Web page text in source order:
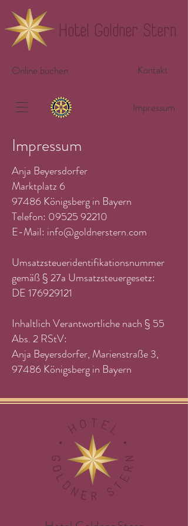
Hotel Goldner Stern
Online buchen Kontakt
Impressum
Impressum
Anja Beyersdorfer
Marktplatz 6
97486 Königsberg in Bayern
Telefon: 09525 92210
E-Mail: info@goldnerstern.com
Umsatzsteueridentifikationsnummer
gemäß § 27a Umsatzsteuergesetz:
DE176929121
Inhaltlich Verantwortliche nach § 55
Abs. 2 RStV:
Anja Beyersdorfer, Marienstraße 3,
97486 Königsberg in Bayern